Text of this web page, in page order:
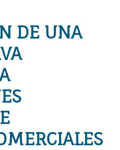
DE UNA